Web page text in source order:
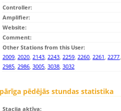
Controller:
Amplifier:
Website:
Comment:
Other Stations from this User:
2009, 2020, 2143, 2243, 2259, 2260, 2261, 2277
2985, 2986, 3005, 3038, 3032
pēdējās stundas statistika
Stacija aktīva: